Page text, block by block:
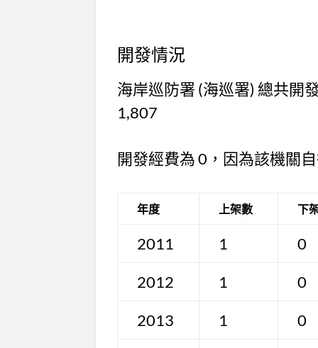
開發情況
海岸巡防署 (海巡署) 總共開
1,807
開發經費為 0，因為該機關
年度 上架數 下
2011 1
0
2012
1
0
2013
1
0